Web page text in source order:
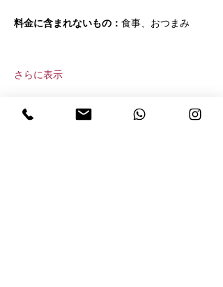
料金に含まれないもの： 食事、おつまみ
さらに表示